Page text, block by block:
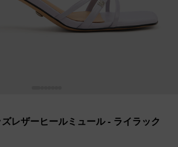
レザーヒールミュール- ライラック